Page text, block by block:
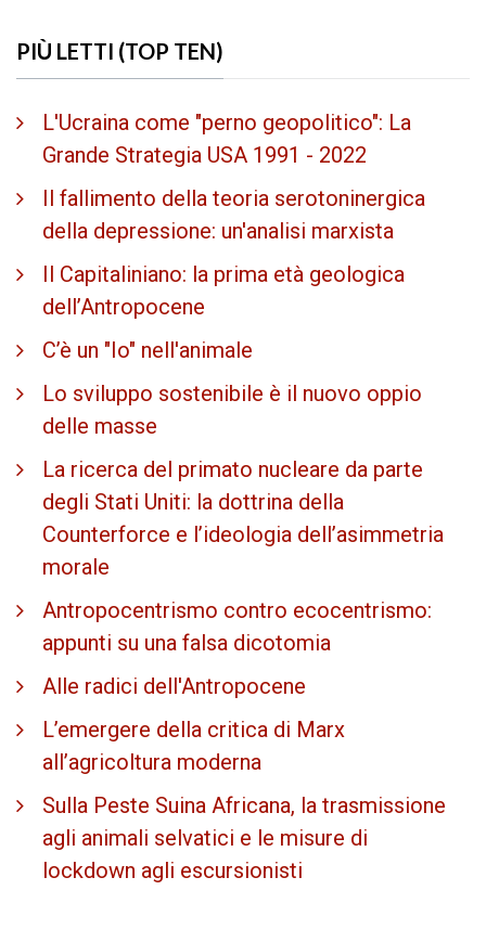
PIÙ LETTI (TOP TEN)
L'Ucraina come "perno geopolitico": La
Grande Strategia USA 1991 - 2022
Il fallimento della teoria serotoninergica
della depressione: un'analisi marxista
Il Capitaliniano: la prima età geologica
dell’Antropocene
C’è un "Io" nell'animale
Lo sviluppo sostenibile è il nuovo oppio
delle masse
La ricerca del primato nucleare da parte
degli Stati Uniti: la dottrina della
Counterforce e l’ideologia dell’asimmetria
morale
Antropocentrismo contro ecocentrismo:
appunti su una falsa dicotomia
Alle radici dell'Antropocene
L’emergere della critica di Marx
all’agricoltura moderna
Sulla Peste Suina Africana, la trasmissione
agli animali selvatici e le misure di
lockdown agli escursionisti